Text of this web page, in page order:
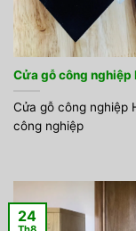
Cửa gỗ công nghiệp
Cửa gỗ công nghiệp
công nghiệp
24